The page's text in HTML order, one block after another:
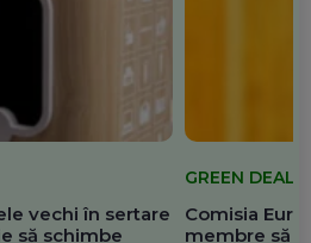
vechi în sertare
să schimbe
GREEN DEAL
Comisia
membre să